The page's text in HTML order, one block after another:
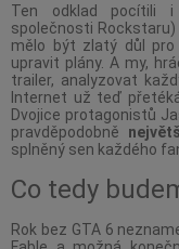
Ten odklad pocítili i
společnosti Rockstaru)
mělo být zlatý důl
upravit plány. A my,
trailer, analyzovat
Internet už teď
Dvojice protagonistů
pravděpodobně
splněný sen každého
Co tedy
Rok bez GTA 6